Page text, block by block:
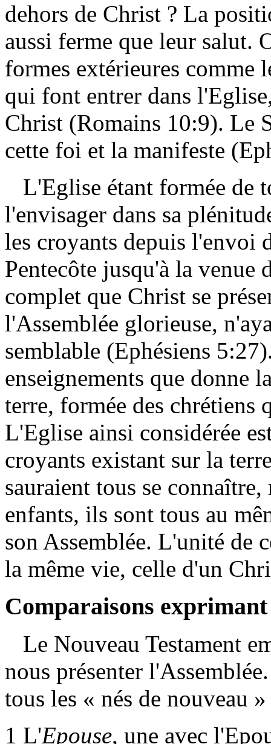
dehors de Christ ? La
aussi ferme que leur salut.
formes extérieures comme
qui font entrer dans
Christ (Romains 10:9). Le
cette foi et la manifeste
L'Eglise étant formée de
l'envisager dans sa
les croyants depuis l'envoi
Pentecôte jusqu'à la venue
complet que Christ se
l'Assemblée glorieuse,
semblable (Ephésiens
enseignements que donne
terre, formée des
L'Eglise ainsi considérée
croyants existant sur la
sauraient tous se
enfants, ils sont tous au
son Assemblée. L'unité de
la même vie, celle d'un
Comparaisons
Le Nouveau Testament
nous présenter
tous les « nés de nouveau
1 L'Epouse, une avec